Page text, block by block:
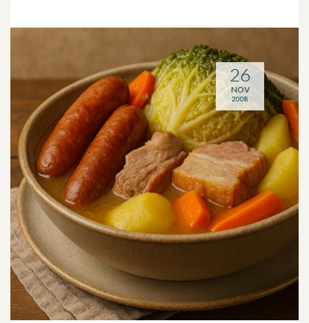
26
NOV
2008